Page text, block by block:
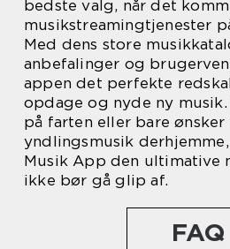
bedste valg, når det
musikstreamingtjenester
Med dens store
anbefalinger og
appen det perfekte
opdage og nyde ny
på farten eller bare
yndlingsmusik derhjemme,
Musik App den ultimative
ikke bør gå glip af.
FAQ